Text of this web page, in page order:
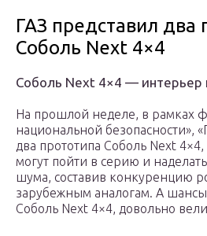
ГАЗ представил два
Соболь Next 4×4
Соболь Next 4×4 — интерьер
На прошлой неделе, в рамках
национальной безопасности»,
два прототипа Соболь Next
могут пойти в серию и
шума, составив конкуренцию
зарубежным аналогам. А шансы
Соболь Next 4×4, довольно